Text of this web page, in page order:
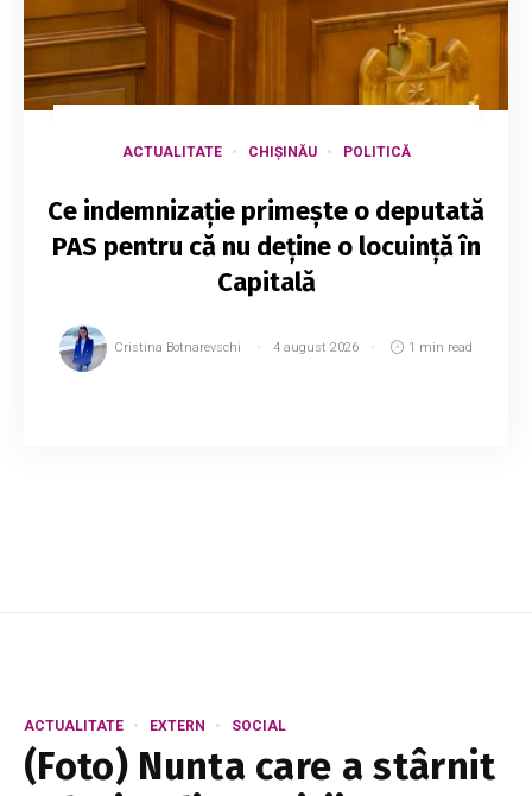
ACTUALITATE CHIȘINĂU POLITICĂ
Ce indemnizație primește o deputată
PAS pentru că nu deține o locuință în
Capitală
Cristina Botnarevschi 4 august 2026 1 min read
ACTUALITATE EXTERN SOCIAL
(Foto) Nunta care a stârnit